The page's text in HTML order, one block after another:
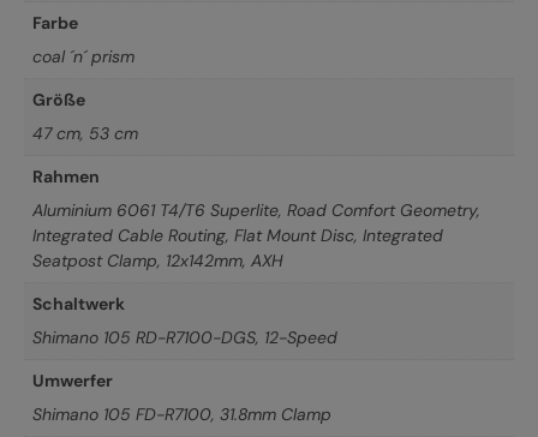
Farbe
coal ´n´ prism
Größe
47 cm, 53 cm
Rahmen
Aluminium 6061 T4/T6 Superlite, Road Comfort Geometry,
Integrated Cable Routing, Flat Mount Disc, Integrated
Seatpost Clamp, 12x142mm, AXH
Schaltwerk
Shimano 105 RD-R7100-DGS, 12-Speed
Umwerfer
Shimano 105 FD-R7100, 31.8mm Clamp